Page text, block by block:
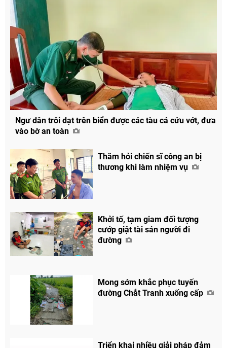
Chia sẻ
Facebook
Ngư dân trôi dạt trên biển được các tàu cá cứu vớt, đưa
vào bờ an toàn
Thăm hỏi chiến sĩ công an bị
thương khi làm nhiệm vụ
Khởi tố, tạm giam đối tượng
cướp giật tài sản người đi
đường
Mong sớm khắc phục tuyến
đường Chắt Tranh xuống cấp
Triển khai nhiều giải pháp đảm